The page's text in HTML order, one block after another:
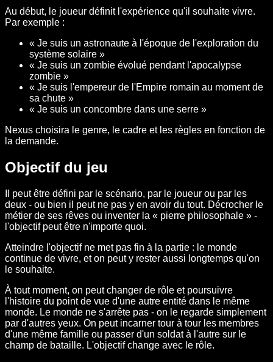
Au début, le joueur définit l'expérience qu'il souhaite vivre.
Par exemple :
« Je suis un astronaute à l'époque de l'exploration du
système solaire »
« Je suis un zombie évolué pendant l'apocalypse
zombie »
« Je suis l'empereur de l'Empire romain au moment de
sa chute »
« Je suis un concombre dans une serre »
Nexus choisira le genre, le cadre et les règles en fonction de
la demande.
Objectif du jeu
Il peut être défini par le scénario, par le joueur ou par les
deux - ou bien il peut ne pas y en avoir du tout. Décrocher le
métier de ses rêves ou inventer la « pierre philosophale » -
l'objectif peut être n'importe quoi.
Atteindre l'objectif ne met pas fin à la partie : le monde
continue de vivre, et on peut y rester aussi longtemps qu'on
le souhaite.
À tout moment, on peut changer de rôle et poursuivre
l'histoire du point de vue d'une autre entité dans le même
monde. Le monde ne s'arrête pas - on le regarde simplement
par d'autres yeux. On peut incarner tour à tour les membres
d'une même famille ou passer d'un soldat à l'autre sur le
champ de bataille. L'objectif change avec le rôle.